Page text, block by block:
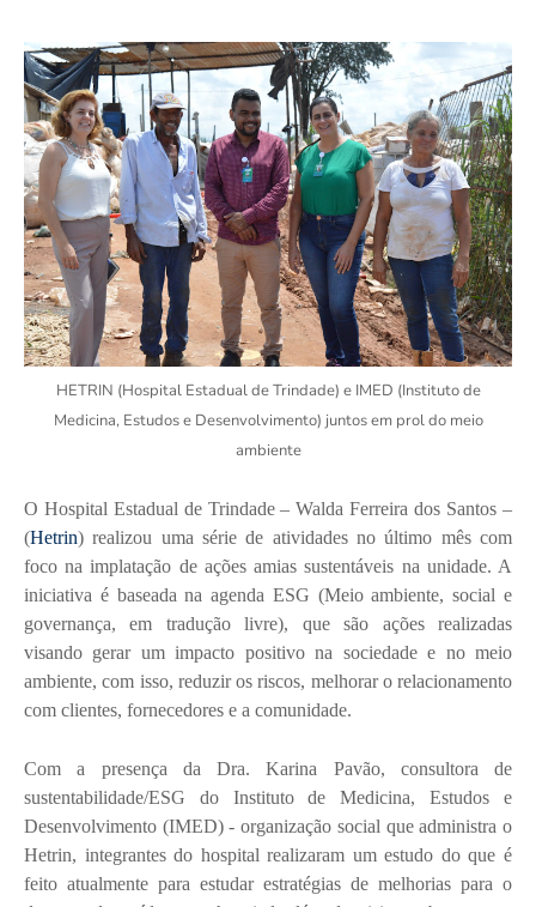
HETRIN (Hospital Estadual de Trindade) e IMED (Instituto de
Medicina, Estudos e Desenvolvimento) juntos em prol do meio
ambiente
O Hospital Estadual de Trindade – Walda Ferreira dos Santos –
(Hetrin) realizou uma série de atividades no último mês com
foco na implatação de ações amias sustentáveis na unidade. A
iniciativa é baseada na agenda ESG (Meio ambiente, social e
governança, em tradução livre), que são ações realizadas
visando gerar um impacto positivo na sociedade e no meio
ambiente, com isso, reduzir os riscos, melhorar o relacionamento
com clientes, fornecedores e a comunidade.
Com a presença da Dra. Karina Pavão, consultora de
sustentabilidade/ESG do Instituto de Medicina, Estudos e
Desenvolvimento (IMED) - organização social que administra o
Hetrin, integrantes do hospital realizaram um estudo do que é
feito atualmente para estudar estratégias de melhorias para o